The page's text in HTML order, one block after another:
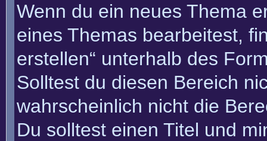
Wenn du ein neues Thema
eines Themas bearbeitest,
erstellen“ unterhalb des
Solltest du diesen Bereich
wahrscheinlich nicht die
Du solltest einen Titel und